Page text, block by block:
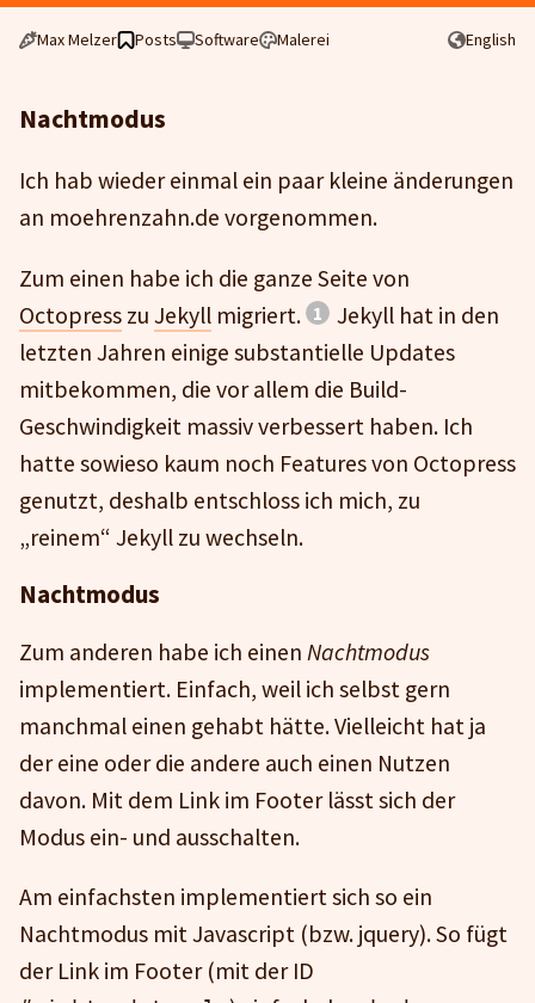
Max Melzer Posts Software Malerei English
Nachtmodus
Ich hab wieder einmal ein paar kleine änderungen
an moehrenzahn.de vorgenommen.
Zum einen habe ich die ganze Seite von
Octopress zu Jekyll migriert.
Jekyll hat in den
letzten Jahren einige substantielle Updates
mitbekommen, die vor allem die Build-
Geschwindigkeit massiv verbessert haben. Ich
hatte sowieso kaum noch Features von Octopress
genutzt, deshalb entschloss ich mich, zu
„reinem“ Jekyll zu wechseln.
Nachtmodus
Zum anderen habe ich einen Nachtmodus
implementiert. Einfach, weil ich selbst gern
manchmal einen gehabt hätte. Vielleicht hat ja
der eine oder die andere auch einen Nutzen
davon. Mit dem Link im Footer lässt sich der
Modus ein- und ausschalten.
Am einfachsten implementiert sich so ein
Nachtmodus mit Javascript (bzw. jquery). So fügt
der Link im Footer (mit der ID